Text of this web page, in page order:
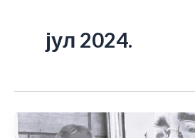
јул 2024.